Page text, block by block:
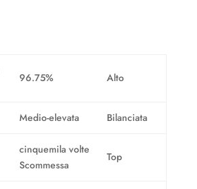
96.75% Alto
Medio-elevata Bilanciata
cinquemila volte
Scommessa
Top